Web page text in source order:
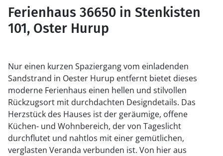
Ferienhaus 36650 in Stenkisten
101, Oster Hurup
Nur einen kurzen Spaziergang vom einladenden
Sandstrand in Oester Hurup entfernt bietet dieses
moderne Ferienhaus einen hellen und stilvollen
Rückzugsort mit durchdachten Designdetails. Das
Herzstück des Hauses ist der geräumige, offene
Küchen- und Wohnbereich, der von Tageslicht
durchflutet und nahtlos mit einer gemütlichen,
verglasten Veranda verbunden ist. Von hier aus